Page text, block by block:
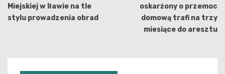
Miejskiej w Iławie na tle
stylu prowadzenia obrad
oskarżony o przemoc
domową trafi na trzy
miesiące do aresztu